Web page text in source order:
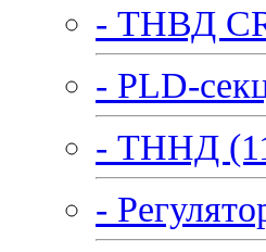
- ТНВД
- PLD-
- ТННД
-